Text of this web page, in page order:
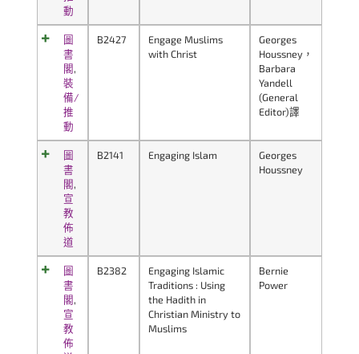
動
圖
書
閣,
裝
備/
推
動
B2427
Engage Muslims
with Christ
Georges
Houssney，
Barbara
Yandell
(General
Editor)譯
圖
書
閣,
宣
教
佈
道
B2141 Engaging Islam
Georges
Houssney
圖
書
閣,
宣
教
佈
B2382
Engaging Islamic
Traditions : Using
the Hadith in
Christian Ministry to
Muslims
Bernie
Power